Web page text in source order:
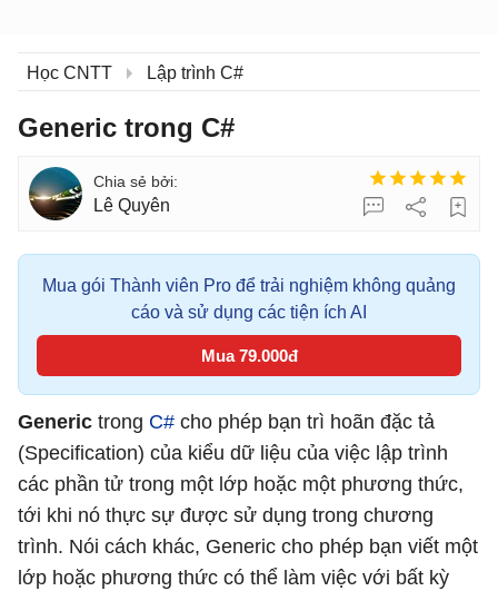
Học CNTT Lập trình C#
Generic trong C#
Lê Quyên
Mua gói Thành viên Pro để trải nghiệm không quảng
cáo và sử dụng các tiện ích AI
Mua 79.000đ
Generic trong C# cho phép bạn trì hoãn đặc tả
(Specification) của kiểu dữ liệu của việc lập trình
các phần tử trong một lớp hoặc một phương thức,
tới khi nó thực sự được sử dụng trong chương
trình. Nói cách khác, Generic cho phép bạn viết một
lớp hoặc phương thức có thể làm việc với bất kỳ